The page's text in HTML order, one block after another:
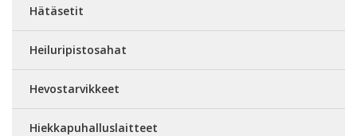
Hätäsetit
Heiluripistosahat
Hevostarvikkeet
Hiekkapuhalluslaitteet